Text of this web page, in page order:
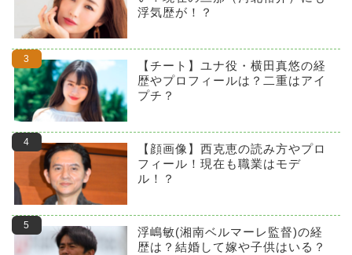
浮気歴が！？
【チート】ユナ役・横田真悠の経
歴やプロフィールは？二重はアイ
プチ？
【顔画像】西克恵の読み方やプロ
フィール！現在も職業はモデ
ル！？
浮嶋敏(湘南ベルマーレ監督)の経
歴は？結婚して嫁や子供はいる？